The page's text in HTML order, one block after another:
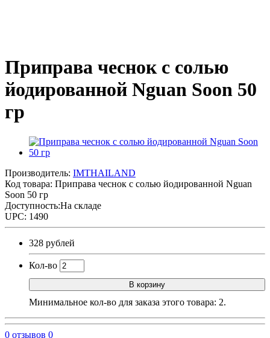
Приправа чеснок с солью
йодированной Nguan Soon 50
гр
Производитель: IMTHAILAND
Код товара: Приправа чеснок с солью йодированной Nguan
Soon 50 гр
Доступность:На складе
UPC: 1490
328 рублей
Кол-во
В корзину
Минимальное кол-во для заказа этого товара: 2.
0 отзывов 0